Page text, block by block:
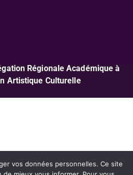
Régionale Académique à
Artistique Culturelle
vos données personnelles. Ce site